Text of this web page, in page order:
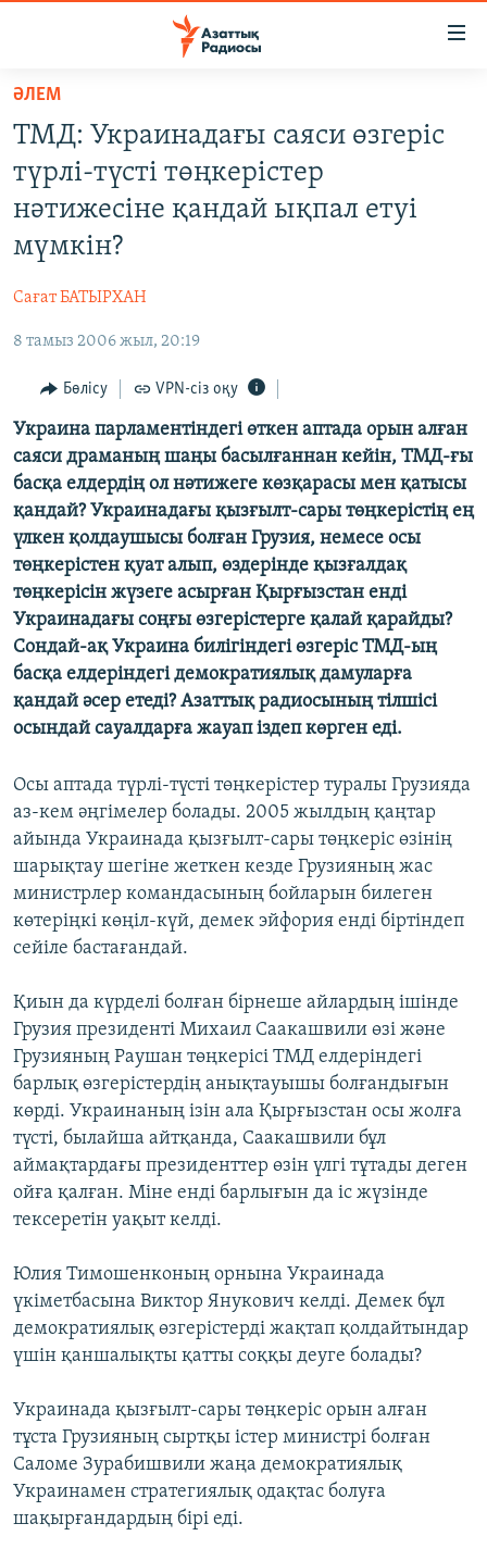
Skip
main
content
Skip
to
main
Skip
to
САЯСАТ
AZATTYQTV
ҚАҢТАР ОҚИҒАСЫ
ӘЛЕМ
АРНАЙЫ ЖОБАЛАР
Русский
ЖАЗЫЛЫҢЫЗ
Басқа тілдерде
ӘЛЕМ
ТМД: Украинадағы саяси өзгеріс
түрлі-түсті төңкерістер
нәтижесіне қандай ықпал етуі
мүмкін?
Сағат БАТЫРХАН
8 тамыз 2006 жыл, 20:19
Бөлісу VPN-сіз оқу
Украина парламентіндегі өткен аптада орын алған
саяси драманың шаңы басылғаннан кейін, ТМД-ғы
басқа елдердің ол нәтижеге көзқарасы мен қатысы
қандай? Украинадағы қызғылт-сары төңкерістің ең
үлкен қолдаушысы болған Грузия, немесе осы
төңкерістен қуат алып, өздерінде қызғалдақ
төңкерісін жүзеге асырған Қырғызстан енді
Украинадағы соңғы өзгерістерге қалай қарайды?
Сондай-ақ Украина билігіндегі өзгеріс ТМД-ың
басқа елдеріндегі демократиялық дамуларға
қандай әсер етеді? Азаттық радиосының тілшісі
осындай сауалдарға жауап іздеп көрген еді.
Осы аптада түрлі-түсті төңкерістер туралы Грузияда
аз-кем әңгімелер болады. 2005 жылдың қаңтар
айында Украинада қызғылт-сары төңкеріс өзінің
шарықтау шегіне жеткен кезде Грузияның жас
министрлер командасының бойларын билеген
көтеріңкі көңіл-күй, демек эйфория енді біртіндеп
сейіле бастағандай.
Қиын да күрделі болған бірнеше айлардың ішінде
Грузия президенті Михаил Саакашвили өзі және
Грузияның Раушан төңкерісі ТМД елдеріндегі
барлық өзгерістердің анықтауышы болғандығын
көрді. Украинаның ізін ала Қырғызстан осы жолға
түсті, былайша айтқанда, Саакашвили бұл
аймақтардағы президенттер өзін үлгі тұтады деген
ойға қалған. Міне енді барлығын да іс жүзінде
тексеретін уақыт келді.
Юлия Тимошенконың орнына Украинада
үкіметбасына Виктор Янукович келді. Демек бұл
демократиялық өзгерістерді жақтап қолдайтындар
үшін қаншалықты қатты соққы деуге болады?
Украинада қызғылт-сары төңкеріс орын алған
тұста Грузияның сыртқы істер министрі болған
Саломе Зурабишвили жаңа демократиялық
Украинамен стратегиялық одақтас болуға
шақырғандардың бірі еді.